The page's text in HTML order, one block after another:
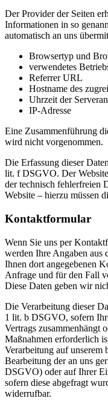
Der Provider der Seiten
Informationen in so
automatisch an uns
Browsertyp und
verwendetes
Referrer URL
Hostname des
Uhrzeit der
IP-Adresse
Eine Zusammenführung
wird nicht vorgenommen.
Die Erfassung dieser
lit. f DSGVO. Der
der technisch fehlerfreien
Website – hierzu müssen
Kontaktformular
Wenn Sie uns per
werden Ihre Angaben aus
Ihnen dort angegebenen
Anfrage und für den Fall
Diese Daten geben wir
Die Verarbeitung dieser
1 lit. b DSGVO, sofern
Vertrags zusammenhängt
Maßnahmen erforderlich
Verarbeitung auf unserem
Bearbeitung der an uns
DSGVO) oder auf Ihrer
sofern diese abgefragt
widerrufbar.